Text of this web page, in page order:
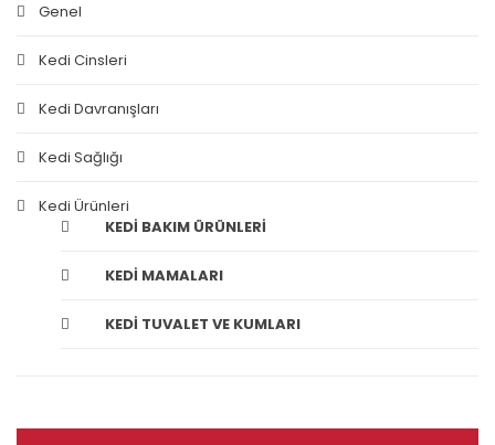
Genel
Kedi Cinsleri
Kedi Davranışları
Kedi Sağlığı
Kedi Ürünleri
KEDI BAKIM ÜRÜNLERI
KEDI MAMALARI
KEDI TUVALET VE KUMLARI